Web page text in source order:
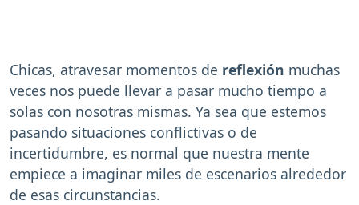
Chicas, atravesar momentos de reflexión muchas
veces nos puede llevar a pasar mucho tiempo a
solas con nosotras mismas. Ya sea que estemos
pasando situaciones conflictivas o de
incertidumbre, es normal que nuestra mente
empiece a imaginar miles de escenarios alrededor
de esas circunstancias.